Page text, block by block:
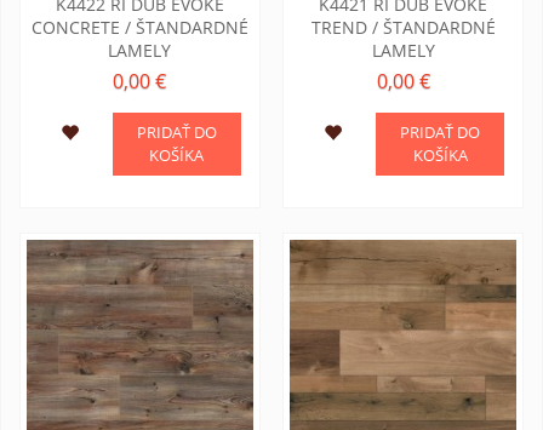
CONCRETE / ŠTANDARDNÉ
LAMELY
0,00 €
PRIDAŤ DO
KOŠÍKA
TREND / ŠTANDARDNÉ
LAMELY
0,00 €
PRIDAŤ DO
KOŠÍKA